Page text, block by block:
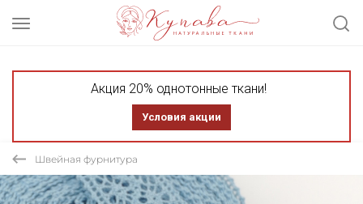
Акция 20% однотонные ткани!
Условия акции
Швейная фурнитура